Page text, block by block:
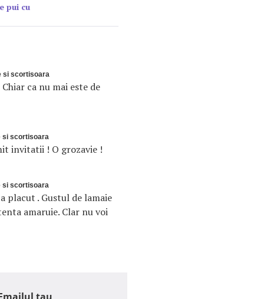
pui cu
si scortisoara
ca nu mai este de
si scortisoara
invitatii ! O grozavie !
si scortisoara
placut . Gustul de lamaie
amaruie. Clar nu voi
tau